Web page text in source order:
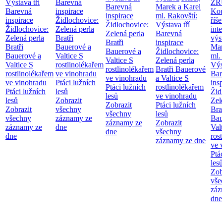
Výstava tří
Barevná
inspirace
Židlochovice:
Zelená perla
Bratři
Bauerové a
Valtice S
rostlinolékařem
ve vinohradu
Ptáci lužních
lesů
Zobrazit
všechny
záznamy ze
dne
Barevná
inspirace
Židlochovice:
Zelená perla
Bratři
Bauerové a
Valtice S
rostlinolékařem
ve vinohradu
Ptáci lužních
lesů
Zobrazit
všechny
záznamy ze
dne
Barevná
inspirace
Židlochovice:
Zelená perla
Bratři
Bauerové a
Valtice S
rostlinolékařem
ve vinohradu
Ptáci lužních
lesů
Zobrazit
všechny
záznamy ze
dne
Marek a Karel
ml. Rakovští:
Výstava tří
Barevná
inspirace
Židlochovice:
Zelená perla
Bratři Bauerové
a Valtice S
rostlinolékařem
ve vinohradu
Ptáci lužních
lesů
Zobrazit
všechny
záznamy ze dne
ml.
ve
dne